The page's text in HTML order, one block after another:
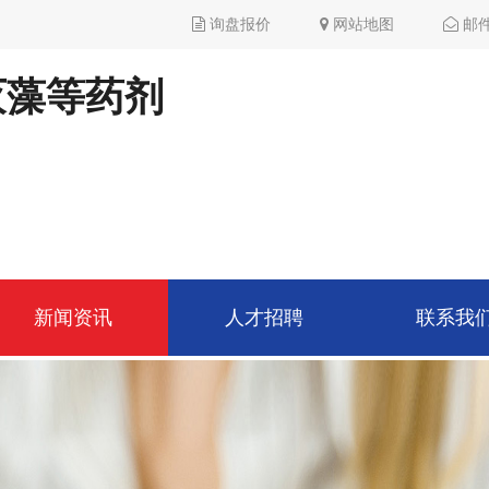
询盘报价 网站地图 邮
等药剂
新闻资讯 人才招聘 联系我